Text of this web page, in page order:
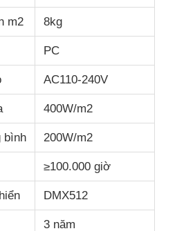
m2 8kg
PC
AC110-240V
400W/m2
bình 200W/m2
≥100.000 giờ
DMX512
3 năm